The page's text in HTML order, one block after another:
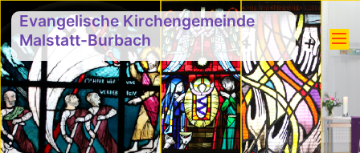
Evangelische Kirchengemeinde
Malstatt-Burbach